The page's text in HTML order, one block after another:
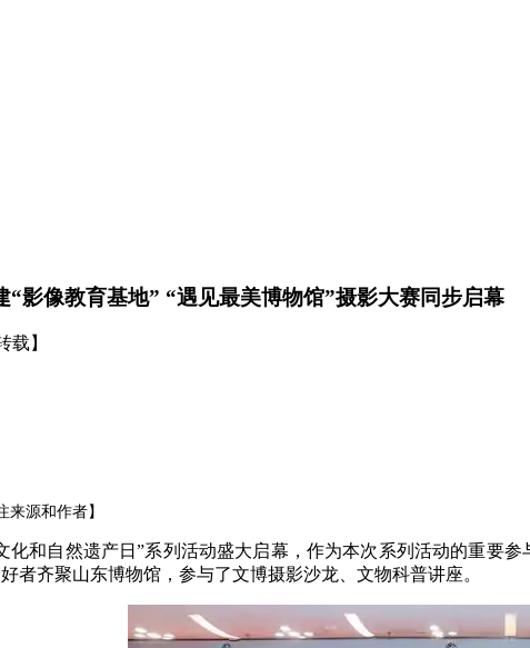
“影像教育基地” “遇见最美博物馆”摄影大赛同步启幕
载】
来源和作者】
化和自然遗产日”系列活动盛大启幕，作为本次系列活动的重要
者齐聚山东博物馆，参与了文博摄影沙龙、文物科普讲座。